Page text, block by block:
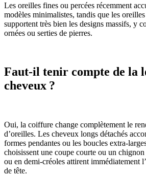
Les oreilles fines ou percées récemment
modèles minimalistes, tandis que les
supportent très bien les designs massifs, y
ornées ou serties de pierres.
Faut-il tenir compte de la
cheveux ?
Oui, la coiffure change complètement le
d’oreilles. Les cheveux longs détachés
formes pendantes ou les boucles extra-
choisissent une coupe courte ou un
ou en demi-créoles attirent immédiatement
de tête.